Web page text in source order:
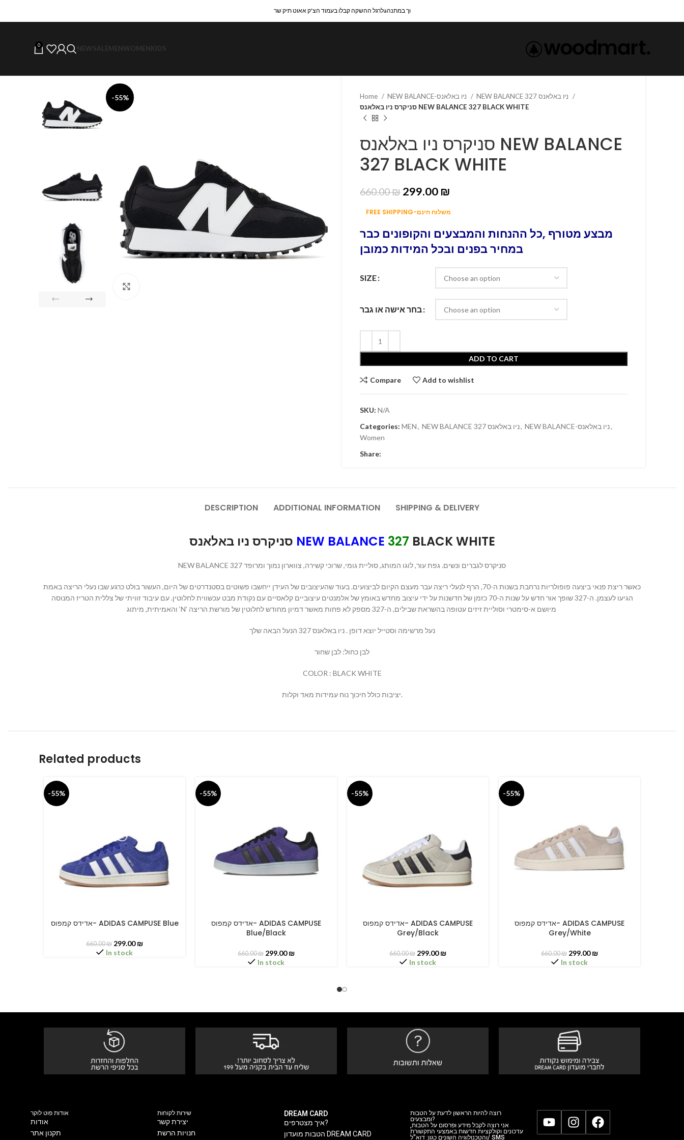
לרגל ההשקה קבלו בעמוד הצ'ק אאוט תיק שרaוך במתנה
0 NEWSALEMENWOMENKIDS
-55% Home
סניקרס ניו באלאנס NEW BALANCE 327 BLACK WHITE
סניקרס ניו באלאנס NEW BALANCE
327 BLACK WHITE
660.00₪ 299.00 ₪
FREE SHIPPING-משלוח חינם
מבצע מטורף ,כל ההנחות והמבצעים והקופונים כבר
במחיר בפנים ובכל המידות כמובן
SIZE
בחר אישה או גבר
ADD TO CART
Compare Add to wishlist
SKU: N/A
Categories: MEN, NEW BALANCE 327 ניו באלאנס, NEW BALANCE-ניו באלאנס,
Women
Share:
DESCRIPTION ADDITIONAL INFORMATION SHIPPING & DELIVERY
NEW BALANCE 327 BLACK WHITE
NEW BALANCE 327 סניקרס לגברים ונשים. גפת עור, לוגו המותג, סוליית גומי, שרוכי קשירה, צווארון נמוך ומרופד
כאשר ריצת פנאי ביצעה פופולריות נרחבת בשנות ה-70, הרף לנעלי ריצה עבר מעצם הקיום לביצועים. בעוד שהעיצובים של העידן ייחשבו פשוטים בסטנדרטים של היום, העשור בולט כרגע שבו נעלי הריצה באמת
הגיעו לעצמן. ה-327 שופך אור חדש על שנות ה-70 כזמן של חדשנות על ידי עיצוב מחדש באומץ של אלמנטים עיצוביים קלאסיים עם נקודת מבט עכשווית לחלוטין. עם עיבוד זוויתי של צללית הטריז המנוסה
נעל מרשימה וסטייל יוצא דופן . ניו באלאנס 327 הנעל הבאה שלך
לבן כחול: לבן שחור
COLOR : BLACK WHITE
יציבות כולל חיכוך נוח עמידות מאד וקלות.
Related products
-55%
SELECT OPTIONSאדידס קמפוס- ADIDAS CAMPUSE Blue
660.00₪ 299.00₪
In stock
-55%
SELECT OPTIONS
אדידס קמפוס- ADIDAS CAMPUSE
Blue/Black
660.00₪ 299.00₪
In stock
-55%
SELECT OPTIONS
אדידס קמפוס- ADIDAS CAMPUSE
Grey/Black
660.00₪ 299.00₪
In stock
-55%
SELECT OPTIONS
אדידס קמפוס- ADIDAS CAMPUSE
Grey/White
660.00₪ 299.00₪
In stock
אודות פוט לוקר
אודות
תקנון אתר
שירות לקוחות
יצירת קשר
חנויות הרשת
DREAM CARD
איך מצטרפים?
הטבות מועדון DREAM CARD
רוצה להיות הראשון לדעת על הטבות
ומבצעים?
אני רוצה לקבל מידע ופרסום על הטבות,
עדכונים וקולקציות חדשות באמצעי התקשורת
והטכנולוגיה השונים כגון: דוא"ל/ SMS